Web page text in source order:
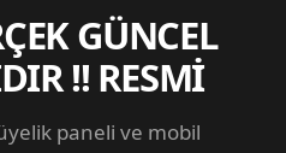
GÜNCEL
!! RESMİ
paneli ve mobil